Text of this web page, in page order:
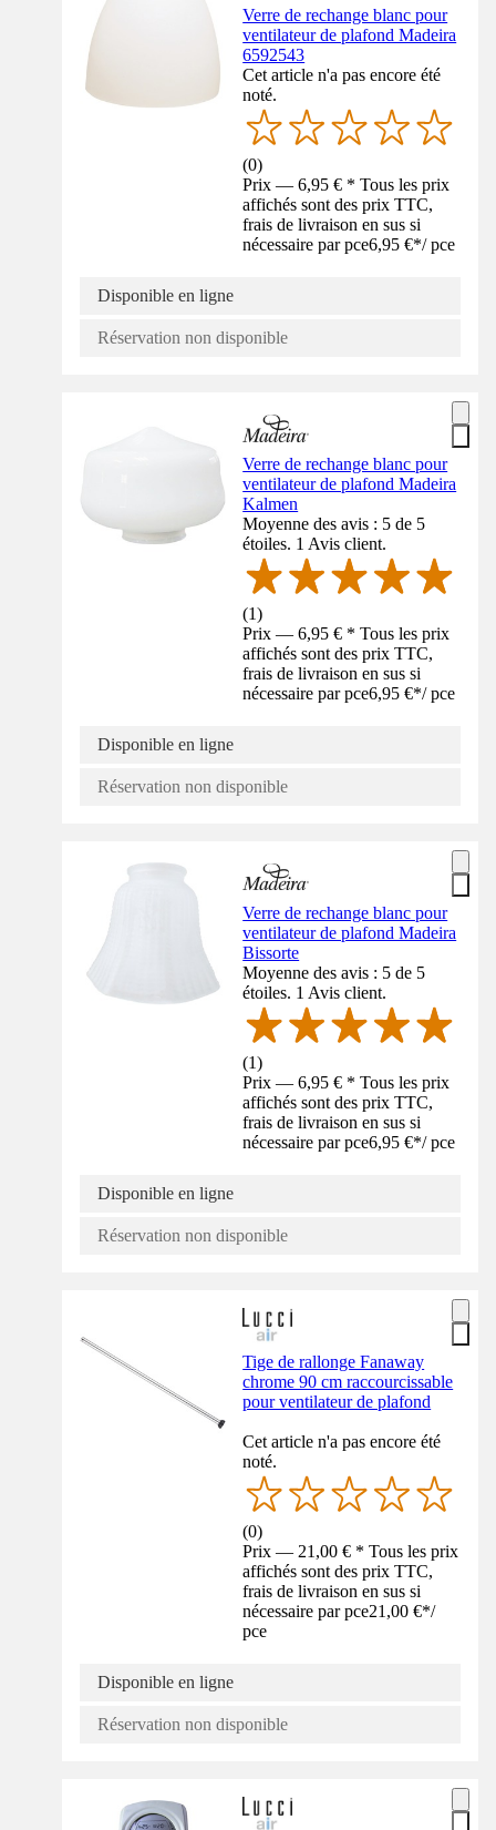
Verre de rechange blanc pour
ventilateur de plafond Madeira
6592543
Cet article n'a pas encore été
noté.
(0)
Prix — 6,95 € * Tous les prix
affichés sont des prix TTC,
frais de livraison en sus si
nécessaire par pce6,95 €*/ pce
Disponible en ligne
Réservation non disponible
Verre de rechange blanc pour
ventilateur de plafond Madeira
Kalmen
Moyenne des avis : 5 de 5
étoiles. 1 Avis client.
(1)
Prix — 6,95 € * Tous les prix
affichés sont des prix TTC,
frais de livraison en sus si
nécessaire par pce6,95 €*/ pce
Disponible en ligne
Réservation non disponible
Verre de rechange blanc pour
ventilateur de plafond Madeira
Bissorte
Moyenne des avis : 5 de 5
étoiles. 1 Avis client.
(1)
Prix — 6,95 € * Tous les prix
affichés sont des prix TTC,
frais de livraison en sus si
nécessaire par pce6,95 €*/ pce
Disponible en ligne
Réservation non disponible
Tige de rallonge Fanaway
chrome 90 cm raccourcissable
pour ventilateur de plafond
Cet article n'a pas encore été
noté.
(0)
Prix — 21,00 € * Tous les prix
affichés sont des prix TTC,
frais de livraison en sus si
nécessaire par pce21,00 €*/
pce
Disponible en ligne
Réservation non disponible